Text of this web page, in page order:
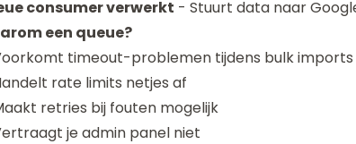
consumer verwerkt - Stuurt data naar
een queue?
timeout-problemen tijdens bulk imports
rate limits netjes af
retries bij fouten mogelijk
je admin panel niet